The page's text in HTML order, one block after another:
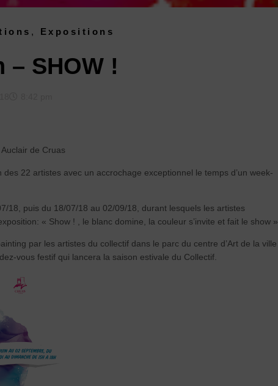
, Expositions
SHOW !
de Cruas
22 artistes avec un accrochage exceptionnel le temps d’un week-
18, puis du 18/07/18 au 02/09/18, durant lesquels les artistes
« Show ! , le blanc domine, la couleur s’invite et fait le show ».
par les artistes du collectif dans le parc du centre d’Art de la ville
vous festif qui lancera la saison estivale du Collectif.